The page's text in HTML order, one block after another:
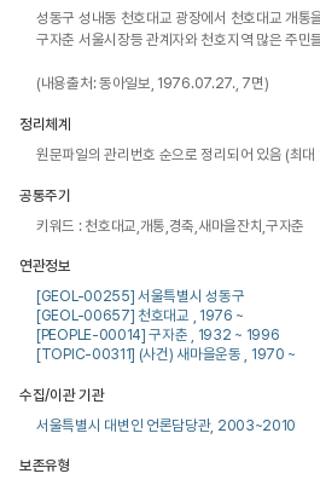
성동구 성내동 천호대교 광장에서 천호대교 개통
구자춘 서울시장등 관계자와 천호지역 많은 주민
(내용출처: 동아일보, 1976.07.27., 7면)
정리체계
원문파일의 관리번호 순으로 정리되어 있음 (최
공통주기
키워드 : 천호대교,개통,경축,새마을잔치,구자춘
연관정보
[GEOL-00255] 서울특별시 성동구
[GEOL-00657] 천호대교 , 1976 ~
[PEOPLE-00014] 구자춘 , 1932 ~ 1996
[TOPIC-00311] (사건) 새마을운동 , 1970 ~
수집/이관 기관
서울특별시 대변인 언론담당관, 2003~2010
보존유형